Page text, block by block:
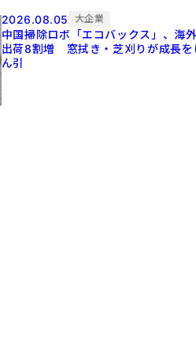
2026.08.05
大企業
中国掃除ロボ「エコバックス」、海
出荷8割増 窓拭き・芝刈りが成長を
ん引